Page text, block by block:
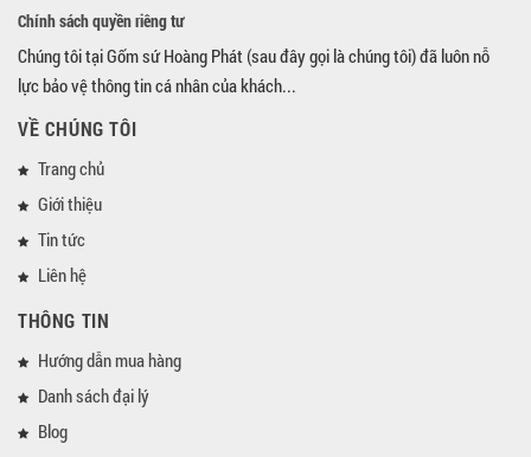
Chính sách quyền riêng tư
Chúng tôi tại Gốm sứ Hoàng Phát (sau đây gọi là chúng tôi) đã luôn nỗ
lực bảo vệ thông tin cá nhân của khách...
VỀ CHÚNG TÔI
Trang chủ
Giới thiệu
Tin tức
Liên hệ
THÔNG TIN
Hướng dẫn mua hàng
Danh sách đại lý
Blog